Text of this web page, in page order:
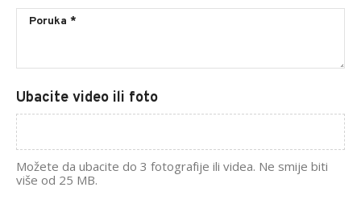
Ubacite video ili foto
Možete da ubacite do 3 fotografije ili videa. Ne smije biti
više od 25 MB.